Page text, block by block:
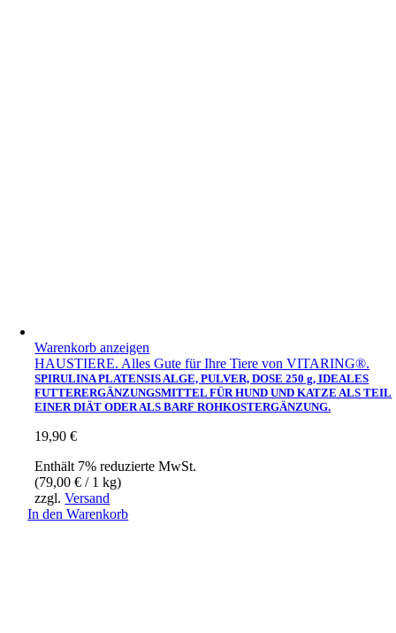
Warenkorb anzeigen
HAUSTIERE. Alles Gute für Ihre Tiere von VITARING®.
SPIRULINA PLATENSIS ALGE, PULVER, DOSE 250 g, IDEALES
FUTTERERGÄNZUNGSMITTEL FÜR HUND UND KATZE ALS TEIL
EINER DIÄT ODER ALS BARF ROHKOSTERGÄNZUNG.
19,90€
Enthält 7% reduzierte MwSt.
(79,00€ / 1 kg)
zzgl.Versand
In den Warenkorb